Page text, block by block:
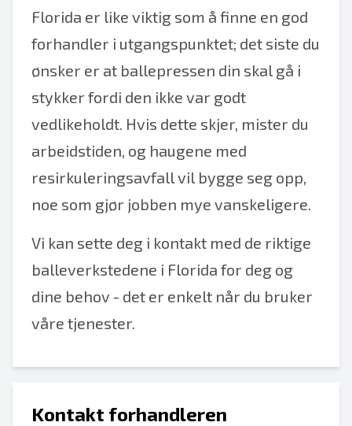
Florida er like viktig som å finne en god
forhandler i utgangspunktet; det siste du
ønsker er at ballepressen din skal gå i
stykker fordi den ikke var godt
vedlikeholdt. Hvis dette skjer, mister du
arbeidstiden, og haugene med
resirkuleringsavfall vil bygge seg opp,
noe som gjør jobben mye vanskeligere.
Vi kan sette deg i kontakt med de riktige
balleverkstedene i Florida for deg og
dine behov - det er enkelt når du bruker
våre tjenester.
Kontakt forhandleren